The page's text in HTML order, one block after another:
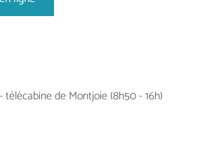
télécabine de Montjoie (8h50 - 16h)